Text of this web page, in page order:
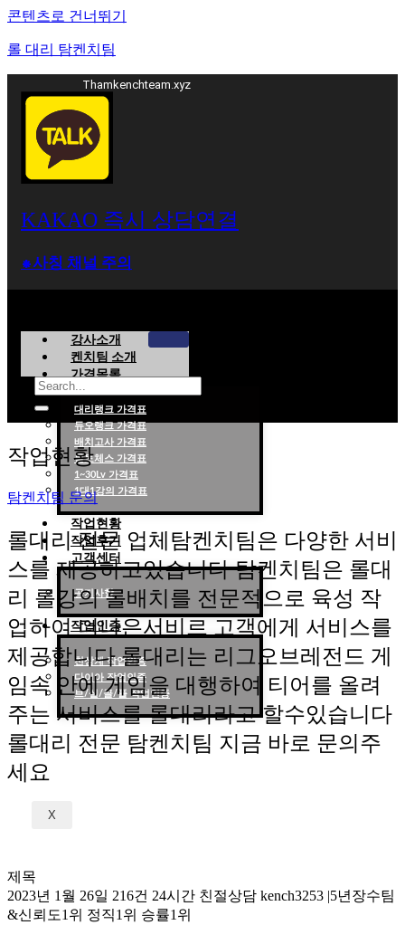
콘텐츠로 건너뛰기
롤 대리 탐켄치팀
Thamkenchteam.xyz
KAKAO 즉시 상담연결
⁕사칭 채널 주의
강사소개
켄치팀 소개
가격목록
대리랭크 가격표
듀오랭크 가격표
배치고사 가격표
롤토체스 가격표
1~30Lv 가격표
1대1강의 가격표
작업현황
작업후기
고객센터
공지사항
작업인증
천상계 작업인증
다이아 작업인증
브/실/골/플 작업인증
X
작업현황
탐켄치팀 문의
롤대리 전문 업체탐켄치팀은 다양한 서비
스를 제공하고있습니다 탐켄치팀은 롤대
리 롤강의 롤배치를 전문적으로 육성 작
업하여 더나은서비르 고객에게 서비스를
제공합니다 롤대리는 리그오브레전드 게
임속 안에 게임을 대행하여 티어를 올려
주는 서비스를 롤대리라고 할수있습니다
롤대리 전문 탐켄치팀 지금 바로 문의주
세요
제목
2023년 1월 26일 216건 24시간 친절상담 kench3253 |5년장수팀
&신뢰도1위 정직1위 승률1위